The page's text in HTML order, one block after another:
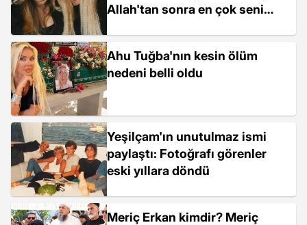
Allah'tan sonra en çok seni
Ahu Tuğba'nın kesin ölüm
nedeni belli oldu
Yeşilçam'ın unutulmaz ismi
paylaştı: Fotoğrafı görenler
eski yıllara döndü
Meriç Erkan kimdir? Meriç